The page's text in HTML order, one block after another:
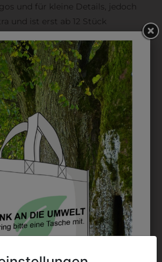
und für kleine Details, jedoch
und ist erst ab 12 Stück
IHNEN
GEFALLEN